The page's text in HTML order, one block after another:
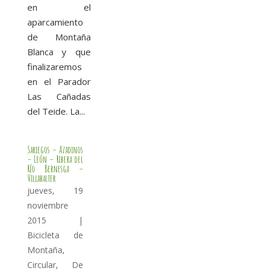
en el
aparcamiento
de Montaña
Blanca y que
finalizaremos
en el Parador
Las Cañadas
del Teide. La...
Sariegos – Azadinos
– León – Ribera del
Río Bernesga –
Villabalter
jueves, 19
noviembre
2015 |
Bicicleta de
Montaña,
Circular, De